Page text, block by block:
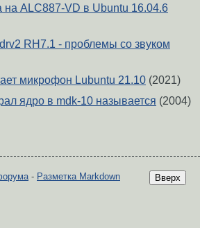
на ALC887-VD в Ubuntu 16.04.6
RH7.1 - проблемы со звуком
микрофон Lubuntu 21.10 (2021)
ядро в mdk-10 называется (2004)
Вверх
- Разметка Markdown